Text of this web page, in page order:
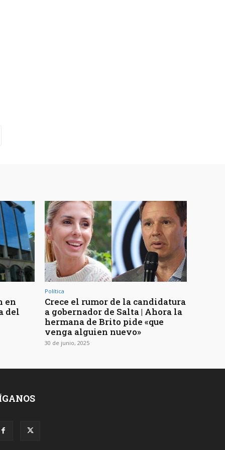
en
del
Política
Crece el rumor de la candidatura
a gobernador de Salta | Ahora la
hermana de Brito pide «que
venga alguien nuevo»
30 de junio, 2025